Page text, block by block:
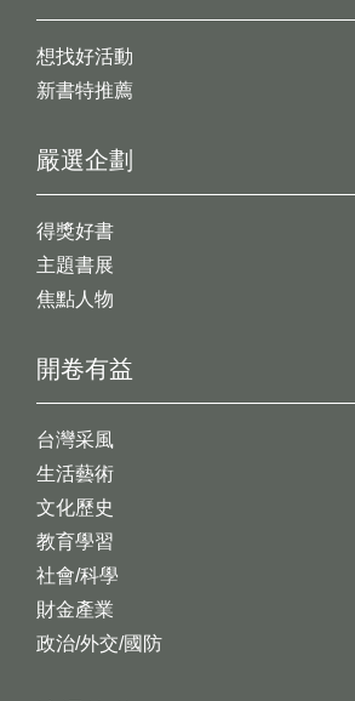
想找好活動
新書特推薦
開卷有益
台灣采風
生活藝術
文化歷史
教育學習
社會/科學
財金產業
政治/外交/國防
嚴選企劃
得獎好書
主題書展
焦點人物